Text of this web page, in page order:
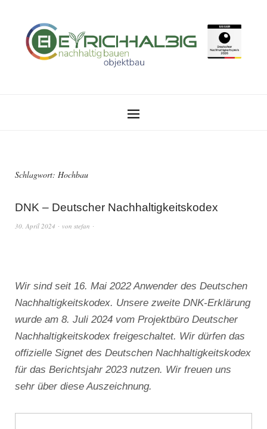
Schlagwort: Hochbau
DNK – Deutscher Nachhaltigkeitskodex
30. April 2024 von stefan
Wir sind seit 16. Mai 2022 Anwender des Deutschen
Nachhaltigkeitskodex. Unsere zweite DNK-Erklärung
wurde am 8. Juli 2024 vom Projektbüro Deutscher
Nachhaltigkeitskodex freigeschaltet. Wir dürfen das
offizielle Signet des Deutschen Nachhaltigkeitskodex
für das Berichtsjahr 2023 nutzen. Wir freuen uns
sehr über diese Auszeichnung.